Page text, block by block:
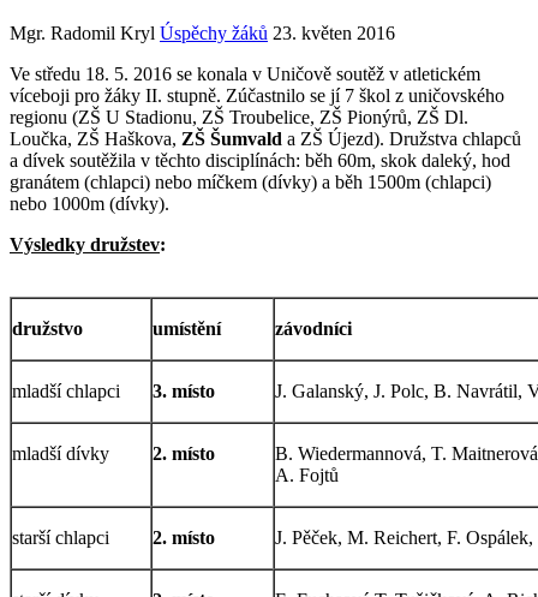
Mgr. Radomil Kryl Úspěchy žáků 23. květen 2016
Ve středu 18. 5. 2016 se konala v Uničově soutěž v atletickém
víceboji pro žáky II. stupně. Zúčastnilo se jí 7 škol z uničovského
regionu (ZŠ U Stadionu, ZŠ Troubelice, ZŠ Pionýrů, ZŠ Dl.
Loučka, ZŠ Haškova, ZŠ Šumvald a ZŠ Újezd). Družstva chlapců
a dívek soutěžila v těchto disciplínách: běh 60m, skok daleký, hod
granátem (chlapci) nebo míčkem (dívky) a běh 1500m (chlapci)
nebo 1000m (dívky).
Výsledky družstev:
družstvo umístění závodníci
mladší chlapci 3. místo J. Galanský, J. Polc, B. Navrátil,
mladší dívky 2. místo
B. Wiedermannová, T.
A. Fojtů
starší chlapci 2. místo J. Pěček, M. Reichert, F. Ospálek,